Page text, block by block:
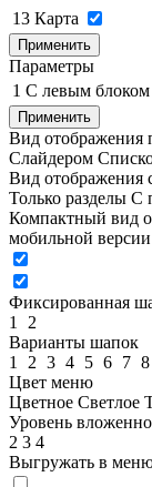
13 Карта
Применить
Параметры
1 C левым блоком
Применить
Вид отображения
Слайдером
Вид отображения
Только разделы С
Компактный вид
мобильной версии
Фиксированная
1
2
Варианты шапок
1
2 3 4 5 6 7 8
Цвет меню
Цветное Светлое
Уровень
2 3 4
Выгружать в